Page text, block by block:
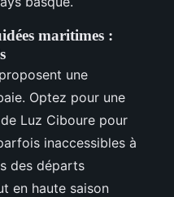
maritimes :
une
Optez pour une
Luz Ciboure pour
inaccessibles à
des départs
en haute saison